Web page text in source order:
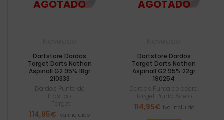
Dartstore Dardos
Target Darts Nathan
Aspinall G2 95% 18gr
210333
Dardos Punta de
Plástico
Target
114,95€ Iva incluido
Dartstore Dardos
Target Darts Nathan
Aspinall G2 95% 22gr
190254
Dardos Punta de acero
Target Punta Acero
114,95€ Iva incluido